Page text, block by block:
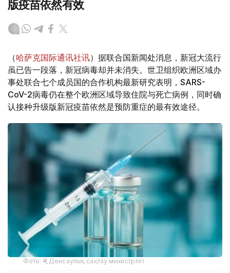
版疫苗依然有效
（哈萨克国际通讯社讯）据联合国新闻处消息，新冠大流行
虽已告一段落，新冠病毒却并未消失。世卫组织欧洲区域办
事处联合七个成员国的合作机构最新研究表明，SARS-
CoV-2病毒仍在整个欧洲区域导致住院与死亡病例，同时确
认接种升级版新冠疫苗依然是预防重症的最有效途径。
Фото: ҚР Денсаулық сақтау министрлігі